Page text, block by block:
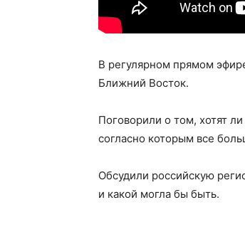
В регулярном прямом
Ближний Восток.
Поговорили о том, хотят
согласно которым все
Обсудили российскую
и какой могла бы быть.